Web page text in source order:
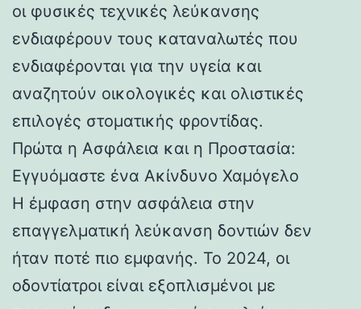
οι φυσικές τεχνικές λεύκανσης
ενδιαφέρουν τους καταναλωτές που
ενδιαφέρονται για την υγεία και
αναζητούν οικολογικές και ολιστικές
επιλογές στοματικής φροντίδας.
Πρώτα η Ασφάλεια και η Προστασία:
Εγγυόμαστε ένα Ακίνδυνο Χαμόγελο
Η έμφαση στην ασφάλεια στην
επαγγελματική λεύκανση δοντιών δεν
ήταν ποτέ πιο εμφανής. Το 2024, οι
οδοντίατροι είναι εξοπλισμένοι με